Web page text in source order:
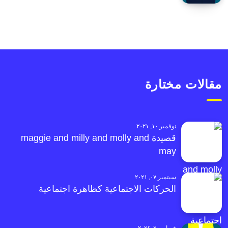
مقالات مختارة
نوفمبر ١٠, ٢٠٢١
قصيدة maggie and milly and molly and
may
سبتمبر ٠٧, ٢٠٢١
الحركات الاجتماعية كظاهرة اجتماعية